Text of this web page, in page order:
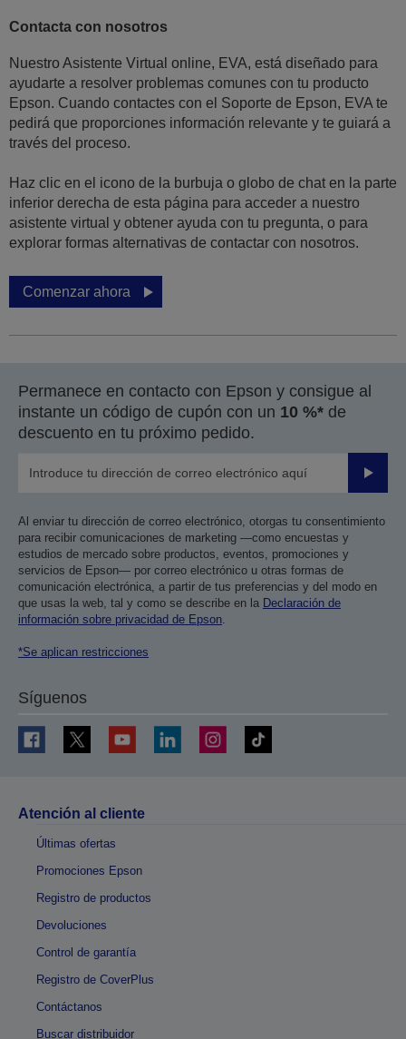
Contacta con nosotros
Nuestro Asistente Virtual online, EVA, está diseñado para
ayudarte a resolver problemas comunes con tu producto
Epson. Cuando contactes con el Soporte de Epson, EVA te
pedirá que proporciones información relevante y te guiará a
través del proceso.
Haz clic en el icono de la burbuja o globo de chat en la parte
inferior derecha de esta página para acceder a nuestro
asistente virtual y obtener ayuda con tu pregunta, o para
explorar formas alternativas de contactar con nosotros.
Comenzar ahora
Permanece en contacto con Epson y consigue al
instante un código de cupón con un 10 %* de
descuento en tu próximo pedido.
Enviar
Al enviar tu dirección de correo electrónico, otorgas tu consentimiento
para recibir comunicaciones de marketing —como encuestas y
estudios de mercado sobre productos, eventos, promociones y
servicios de Epson— por correo electrónico u otras formas de
comunicación electrónica, a partir de tus preferencias y del modo en
que usas la web, tal y como se describe en la Declaración de
información sobre privacidad de Epson.
*Se aplican restricciones
Síguenos
Atención al cliente
Últimas ofertas
Promociones Epson
Registro de productos
Devoluciones
Control de garantía
Registro de CoverPlus
Contáctanos
Buscar distribuidor